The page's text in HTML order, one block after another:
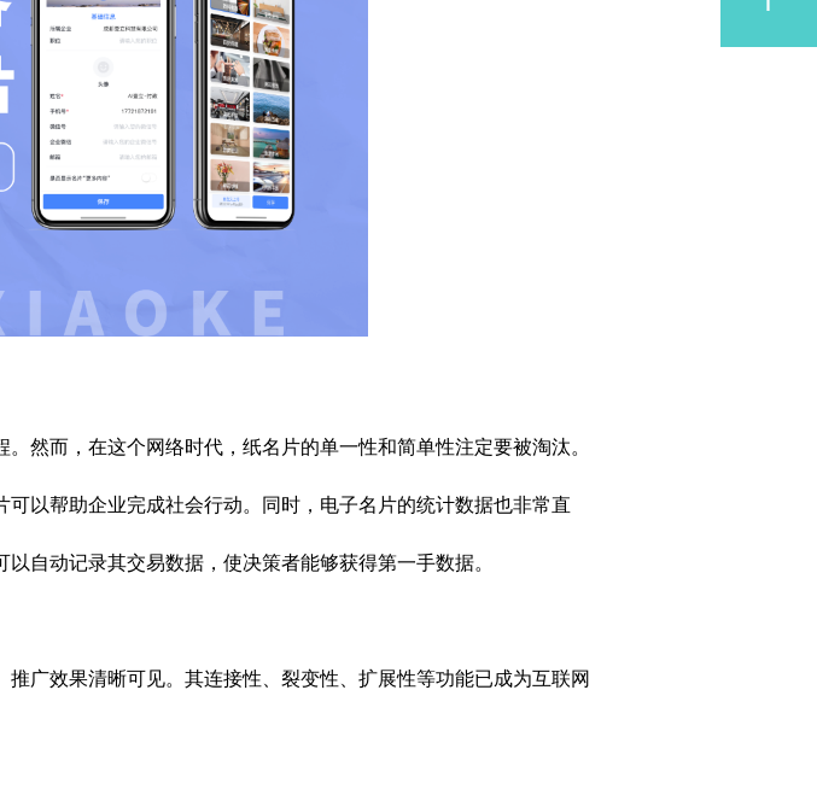
然而，在这个网络时代，纸名片的单一性和简单性注定要被淘汰。
以帮助企业完成社会行动。同时，电子名片的统计数据也非常直
自动记录其交易数据，使决策者能够获得第一手数据。
广效果清晰可见。其连接性、裂变性、扩展性等功能已成为互联网